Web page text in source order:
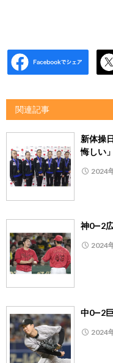
関連記事
新体操
悔しい」
2024
神0―2
2024
中0―2
2024